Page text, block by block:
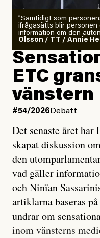
”Samtidigt som
ifrågasätts blir personen
information om den
Olsson / TT / Annie
ETC
vänstern
#54/2026 Debatt
Det senaste året
skapat diskussion
den
vad gäller
och Ninïan
artiklarna baseras
undrar om
inom vänsterns